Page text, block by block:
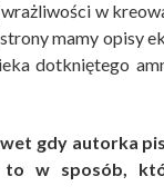
w
mamy opisy
dotkniętego
gdy autorka
to w sposób,